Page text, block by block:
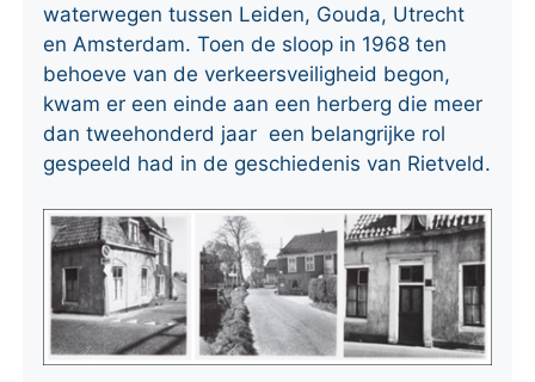
waterwegen tussen Leiden, Gouda, Utrecht
en Amsterdam. Toen de sloop in 1968 ten
behoeve van de verkeersveiligheid begon,
kwam er een einde aan een herberg die meer
dan tweehonderd jaar een belangrijke rol
gespeeld had in de geschiedenis van Rietveld.